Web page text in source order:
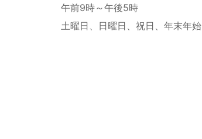
午前9時～午後5時
土曜日、日曜日、祝日、年末年始